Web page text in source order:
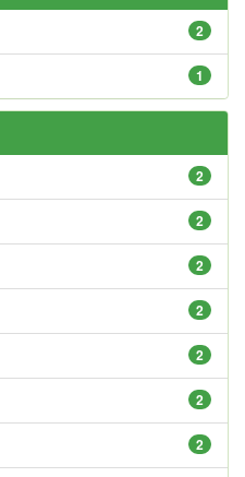
2
1
2
2
2
2
2
2
2